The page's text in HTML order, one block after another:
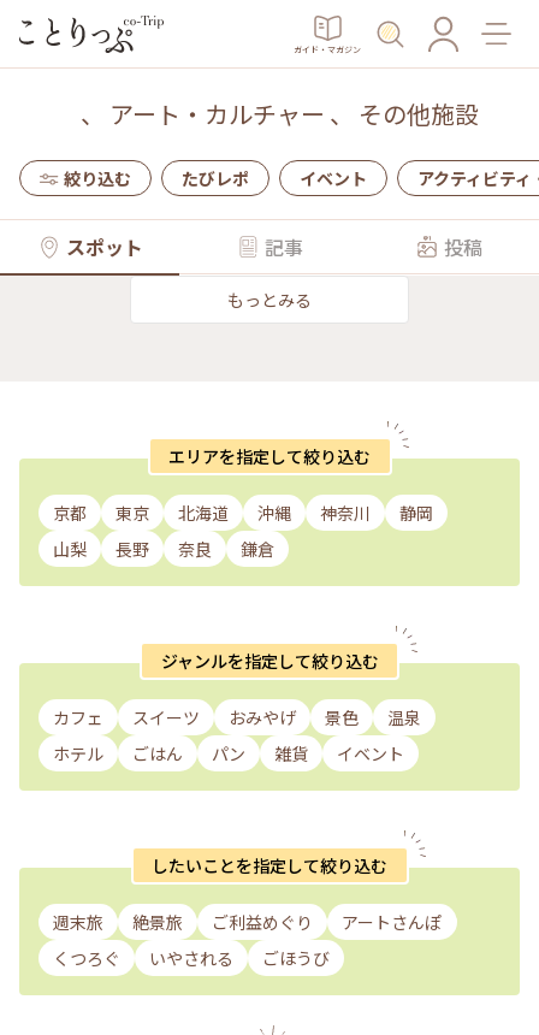
ガイド・マガジン
、 アート・カルチャー 、 その他施設
絞り込む たびレポ イベント アクティビティ
スポット 記事 投稿
もっとみる
エリアを指定して絞り込む
京都 東京 北海道 沖縄 神奈川
静岡
山梨
長野 奈良 鎌倉
ジャンルを指定して絞り込む
カフェ スイーツ おみやげ 景色
温泉
ホテル
ごはん パン 雑貨 イベント
したいことを指定して絞り込む
週末旅 絶景旅 ご利益めぐり
アートさんぽ
くつろぐ
いやされる ごほうび